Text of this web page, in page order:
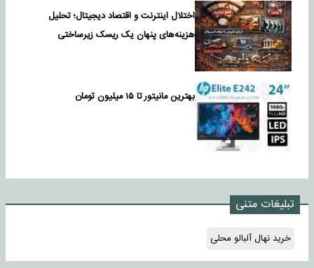
اختلال اینترنت و اقتصاد دیجیتال؛ تحلیل
هزینه‌های پنهان یک ریسک زیرساختی
بهترین مانیتور تا ۱۵ میلیون تومان
تبلیغات متنی
خرید نهال آلبالو محلی